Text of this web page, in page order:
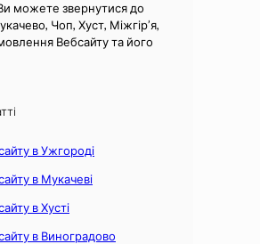
можете звернутися до
Чоп, Хуст, Міжгір’я,
Вебсайту та його
в Ужгороді
в Мукачеві
в Хусті
в Виноградово